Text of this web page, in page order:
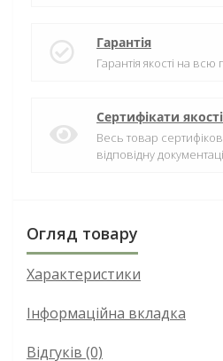
Гарантія
Гарантія якості на всю
Сертифікати якості
Весь товар
відповідну
Огляд товару
Характеристики
Інформаційна вкладка
Відгуків (0)